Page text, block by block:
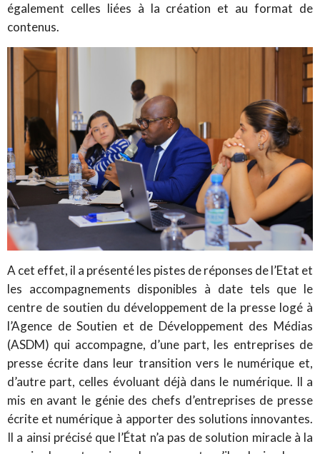
également celles liées à la création et au format de
contenus.
A cet effet, il a présenté les pistes de réponses de l’Etat et
les accompagnements disponibles à date tels que le
centre de soutien du développement de la presse logé à
l’Agence de Soutien et de Développement des Médias
(ASDM) qui accompagne, d’une part, les entreprises de
presse écrite dans leur transition vers le numérique et,
d’autre part, celles évoluant déjà dans le numérique. Il a
mis en avant le génie des chefs d’entreprises de presse
écrite et numérique à apporter des solutions innovantes.
Il a ainsi précisé que l’État n’a pas de solution miracle à la